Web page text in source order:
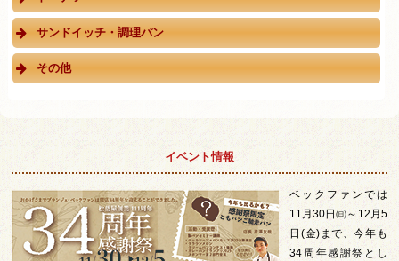
サンドイッチ・調理パン
その他
イベント情報
ベックファンでは
11月30日㈰～12月5
日(金)まで、今年も
34周年感謝祭とし